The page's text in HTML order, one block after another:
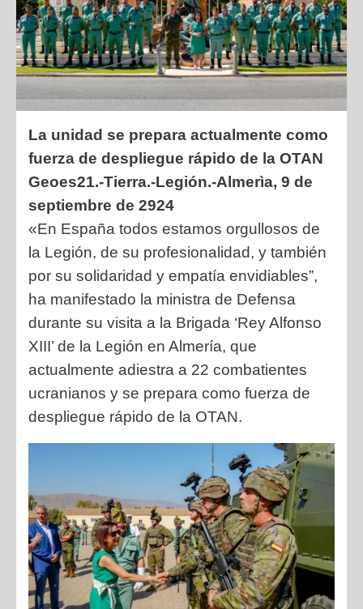
La unidad se prepara actualmente como
fuerza de despliegue rápido de la OTAN
Geoes21.-Tierra.-Legión.-Almerìa, 9 de
septiembre de 2924
«En España todos estamos orgullosos de
la Legión, de su profesionalidad, y también
por su solidaridad y empatía envidiables”,
ha manifestado la ministra de Defensa
durante su visita a la Brigada ‘Rey Alfonso
XIII’ de la Legión en Almería, que
actualmente adiestra a 22 combatientes
ucranianos y se prepara como fuerza de
despliegue rápido de la OTAN.